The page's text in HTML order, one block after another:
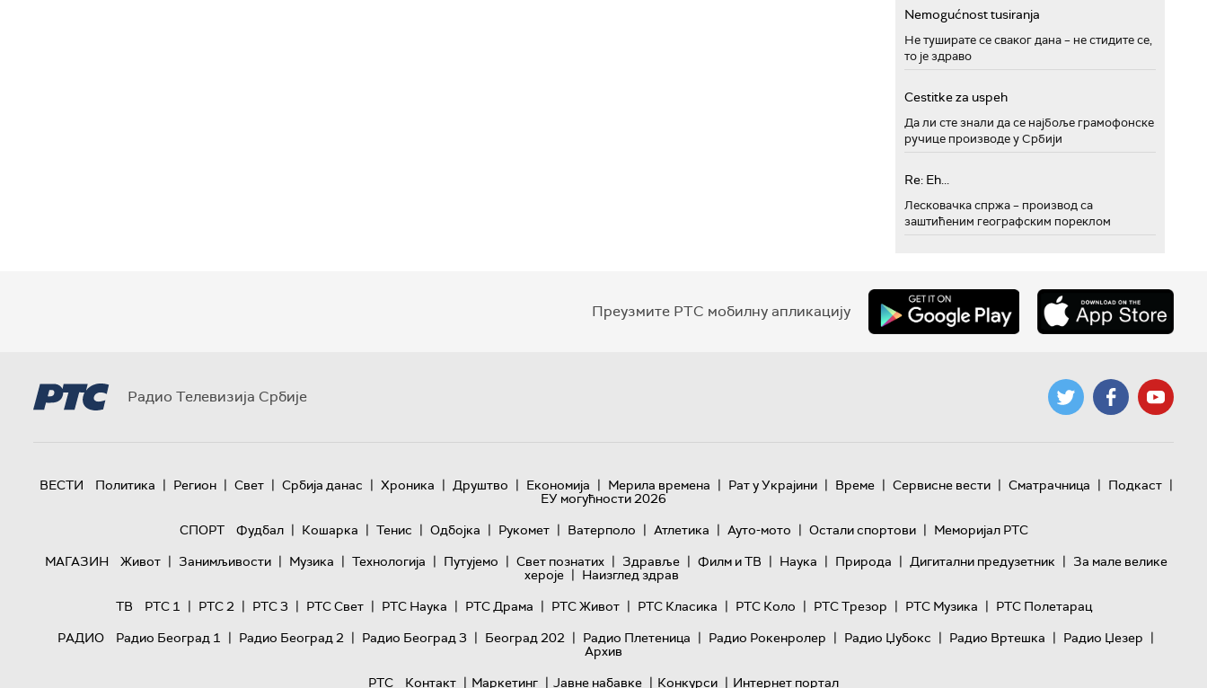
Nemogućnost tusiranja
Не туширате се сваког дана – не стидите се,
то је здраво
Cestitke za uspeh
Да ли сте знали да се најбоље грамофонске
ручице производе у Србији
Re: Eh...
Лесковачка спржа – производ са
заштићеним географским пореклом
Преузмите РТС мобилну апликацију
Радио Телевизија Србије
ВЕСТИ Политика | Регион | Свет | Србија данас | Хроника | Друштво | Економија | Мерила времена | Рат у Украјини | Време | Сервисне вести | Сматрачница | Подкаст |
ЕУ могућности 2026
СПОРТ
Фудбал | Кошарка | Тенис | Одбојка | Рукомет | Ватерполо | Атлетика | Ауто-мото | Остали спортови | Меморијал РТС
МАГАЗИН
Живот | Занимљивости | Музика | Технологијa | Путујемо | Свет познатих | Здравље | Филм и ТВ | Наука | Природа | Дигитални предузетник | За мале велике
хероје | Наизглед здрав
ТВ
РТС 1 | РТС 2 | РТС 3 | РТС Свет | РТС Наука | РТС Драма | РТС Живот | РТС Класика | РТС Коло | РТС Трезор | РТС Музика | РТС Полетарац
РАДИО
Радио Београд 1 | Радио Београд 2 | Радио Београд 3 | Београд 202 | Радио Плетеница | Радио Рокенролер | Радио Џубокс | Радио Вртешка | Радио Џезер |
Архив
РТС
Контакт | Маркетинг | Јавне набавке | Конкурси | Интернет портал